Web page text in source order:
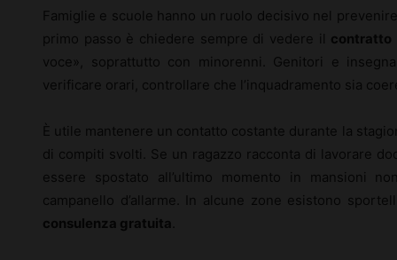
Famiglie e scuole hanno un ruolo decisivo nel
primo passo è chiedere sempre di vedere il contratto
voce», soprattutto con minorenni. Genitori e
verificare orari, controllare che l’inquadramento sia
È utile mantenere un contatto costante durante la
di compiti svolti. Se un ragazzo racconta di lavorare
essere spostato all’ultimo momento in mansioni
campanello d’allarme. In alcune zone esistono
consulenza gratuita